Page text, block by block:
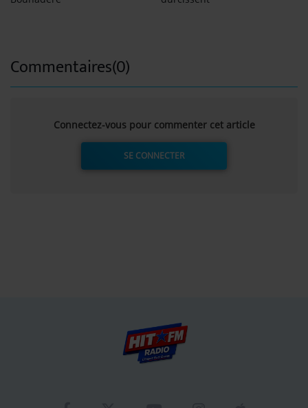
Commentaires(0)
Connectez-vous pour commenter cet article
SE CONNECTER